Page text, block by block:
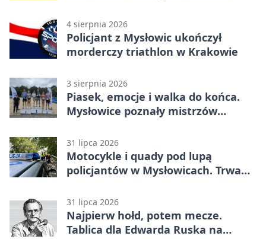
4 sierpnia 2026
Policjant z Mysłowic ukończył
morderczy triathlon w Krakowie
3 sierpnia 2026
Piasek, emocje i walka do końca.
Mysłowice poznały mistrzów
31 lipca 2026
Motocykle i quady pod lupą
policjantów w Mysłowicach. Trwa
31 lipca 2026
Najpierw hołd, potem mecze.
Tablica dla Edwarda Ruska na